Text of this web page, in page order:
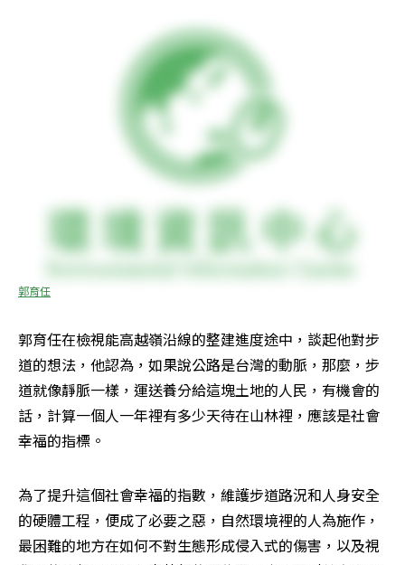
郭育任
郭育任在檢視能高越嶺沿線的整建進度途中，談起他對步
道的想法，他認為，如果說公路是台灣的動脈，那麼，步
道就像靜脈一樣，運送養分給這塊土地的人民，有機會的
話，計算一個人一年裡有多少天待在山林裡，應該是社會
幸福的指標。
為了提升這個社會幸福的指數，維護步道路況和人身安全
的硬體工程，便成了必要之惡，自然環境裡的人為施作，
最困難的地方在如何不對生態形成侵入式的傷害，以及視